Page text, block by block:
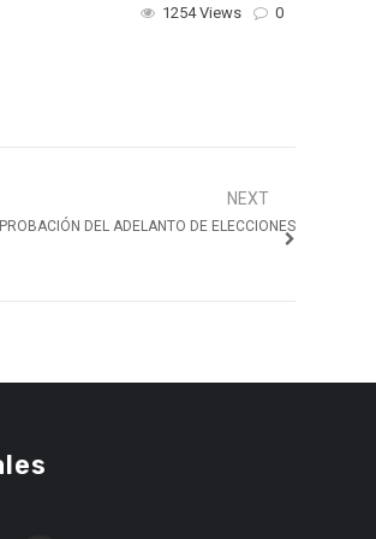
0
1254 Views
NEXT
DEL ADELANTO DE ELECCIONES